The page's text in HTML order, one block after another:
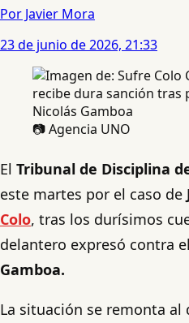
Por Javier Mora
23 de junio de 2026, 21:33
📷 Agencia UNO
El Tribunal de Disciplina
este martes por el caso de
Colo, tras los durísimos
delantero expresó contra
Gamboa.
La situación se remonta al